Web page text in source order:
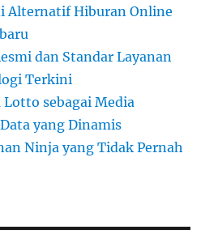
Alternatif Hiburan Online
dan Standar Layanan
Terkini
Lotto sebagai Media
yang Dinamis
Ninja yang Tidak Pernah